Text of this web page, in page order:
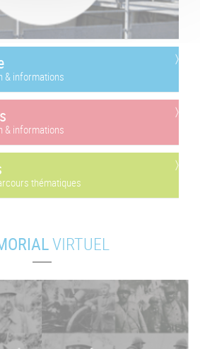
& informations
& informations
thématiques
VIRTUEL